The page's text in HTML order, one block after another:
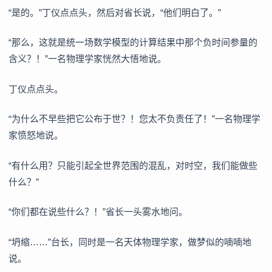
“是的。”丁仪点点头，然后对省长说，“他们明白了。”
“那么，这就是统一场数学模型的计算结果中那个负时间参量的
含义？！”一名物理学家恍然大悟地说。
丁仪点点头。
“为什么不早些把它公布于世？！您太不负责任了！”一名物理学
家愤怒地说。
“有什么用？只能引起全世界范围的混乱，对时空，我们能做些
什么？”
“你们都在说些什么？！”省长一头雾水地问。
“坍缩……”台长，同时是一名天体物理学家，做梦似的喃喃地
说。